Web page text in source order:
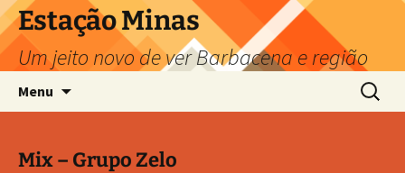
Pular
para
o
conteúdo
Estação Minas
Um jeito novo de ver Barbacena e região
Menu
por:
Mix – Grupo Zelo